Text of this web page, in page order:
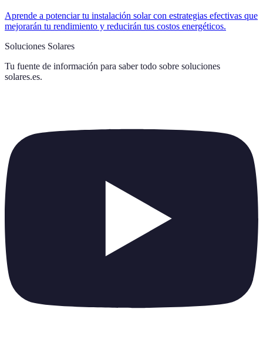
Aprende a potenciar tu instalación solar con estrategias efectivas que
mejorarán tu rendimiento y reducirán tus costos energéticos.
Soluciones Solares
Tu fuente de información para saber todo sobre soluciones
solares.es.